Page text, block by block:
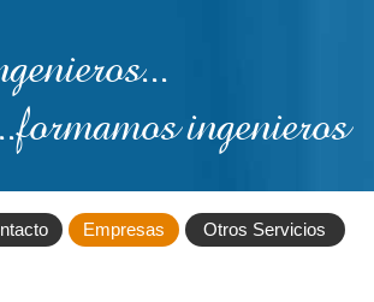
ingenieros
Empresas Otros Servicios